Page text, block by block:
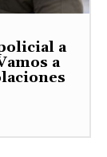
a
a